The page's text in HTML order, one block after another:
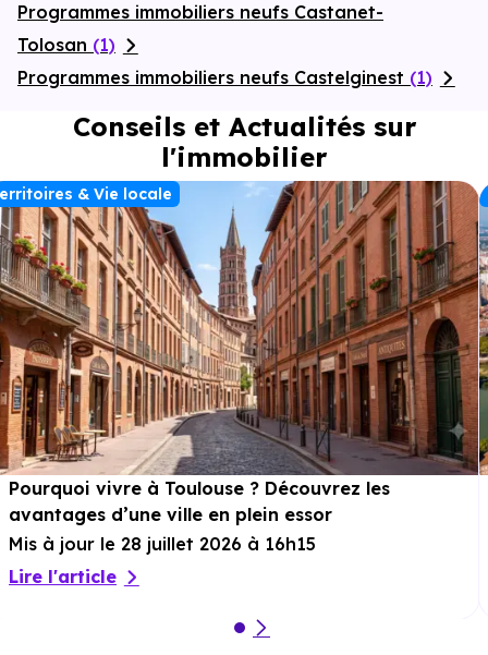
Programmes immobiliers neufs Castanet-
Tolosan (1)
Programmes immobiliers neufs Castelginest (1)
Conseils et Actualités sur
l'immobilier
& Vie locale
Pourquoi vivre à Toulouse ? Découvrez les
avantages d’une ville en plein essor
Mis à jour le 28 juillet 2026 à 16h15
Lire l'article